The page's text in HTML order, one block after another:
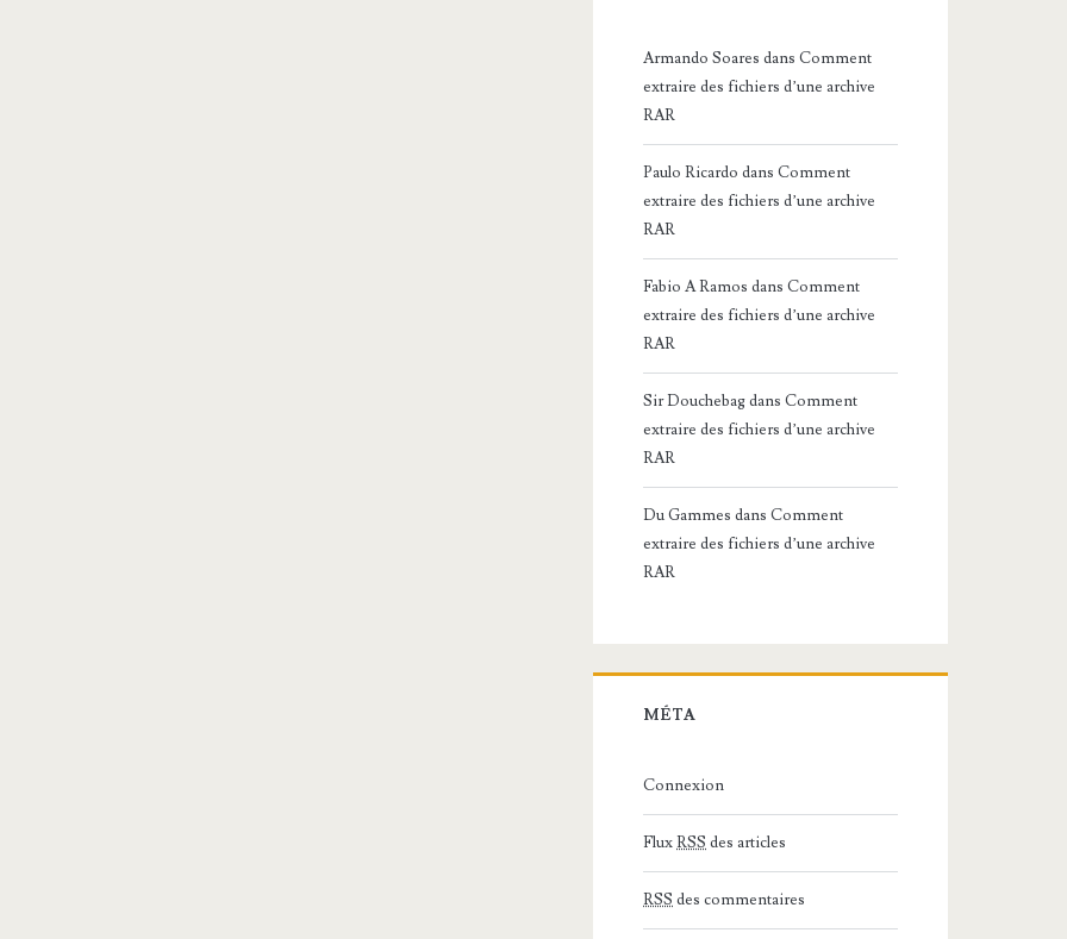
Armando Soares dansComment
extraire des fichiers d’une archive
RAR
Paulo Ricardo dansComment
extraire des fichiers d’une archive
RAR
Fabio A Ramos dansComment
extraire des fichiers d’une archive
RAR
Sir DouchebagdansComment
extraire des fichiers d’une archive
RAR
Du Gammes dansComment
extraire des fichiers d’une archive
RAR
MÉTA
Connexion
FluxRSS des articles
RSS des commentaires